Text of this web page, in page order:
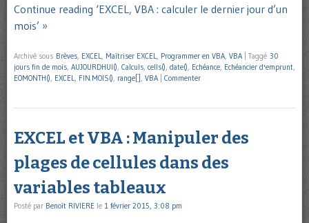
Continue reading ‘EXCEL, VBA : calculer le dernier jour d’un
mois’ »
Archivé sous Brèves EXCEL Maîtriser EXCEL Programmer en VBA VBA Taggé 30
jours fin de mois AUJOURDHUI() Calculs cells() date() Echéance Echéancier d'emprunt
EOMONTH() EXCEL FIN.MOIS() range[] VBA Commenter
EXCEL et VBA : Manipuler des
plages de cellules dans des
variables tableaux
Posté par Benoît RIVIERE le 1 février 2015, 3:08 pm